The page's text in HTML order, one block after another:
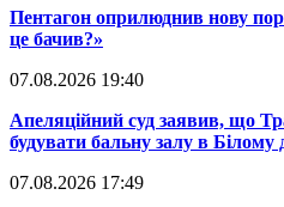
​Пентагон оприлюднив нову
це бачив?»
07.08.2026 19:40
​Апеляційний суд заявив, що
будувати бальну залу в Білому
07.08.2026 17:49